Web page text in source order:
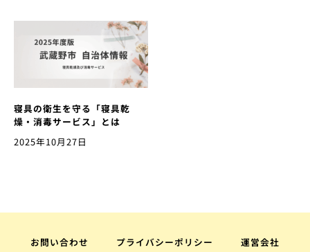
寝具の衛生を守る「寝具乾
燥・消毒サービス」とは
2025年10月27日
お問い合わせ プライバシーポリシー
運営会社